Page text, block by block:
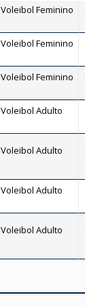
Feminino
Feminino
Feminino
Adulto
Adulto
Adulto
Adulto